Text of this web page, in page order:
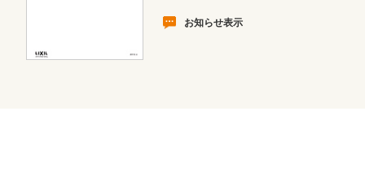
お知らせ表示